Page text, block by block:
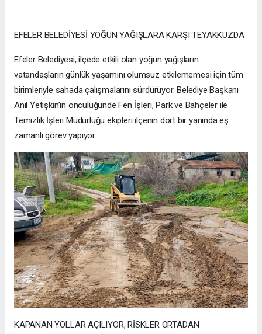
EFELER BELEDİYESİ YOĞUN YAĞIŞLARA KARŞI TEYAKKUZDA
Efeler Belediyesi, ilçede etkili olan yoğun yağışların
vatandaşların günlük yaşamını olumsuz etkilememesi için tüm
birimleriyle sahada çalışmalarını sürdürüyor. Belediye Başkanı
Anıl Yetişkin’in öncülüğünde Fen İşleri, Park ve Bahçeler ile
Temizlik İşleri Müdürlüğü ekipleri ilçenin dört bir yanında eş
zamanlı görev yapıyor.
KAPANAN YOLLAR AÇILIYOR, RİSKLER ORTADAN